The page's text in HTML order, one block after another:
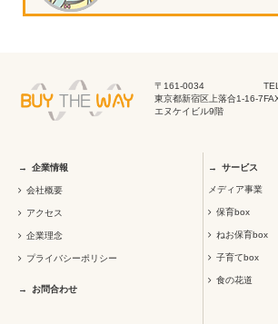
〒161-0034
東京都新宿区上落合1-16-7
エヌケイビル9階
企業情報
会社概要
アクセス
企業理念
プライバシーポリシー
お問合わせ
サービス
メディア事業
保育box
ねお保育box
子育てbox
食の花道